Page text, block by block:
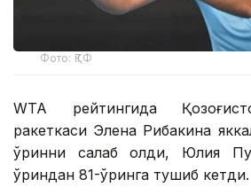
Фото: ҚТФ
WТА рейтингида
ракеткаси Элена Рибакина
ўринни сақлаб қолди, Юлия
ўриндан 81-ўринга тушиб кетди.